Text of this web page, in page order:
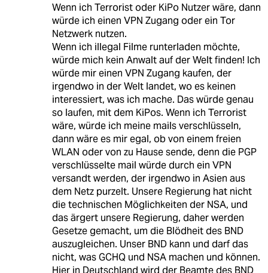
Wenn ich Terrorist oder KiPo Nutzer wäre, dann
würde ich einen VPN Zugang oder ein Tor
Netzwerk nutzen.
Wenn ich illegal Filme runterladen möchte,
würde mich kein Anwalt auf der Welt finden! Ich
würde mir einen VPN Zugang kaufen, der
irgendwo in der Welt landet, wo es keinen
interessiert, was ich mache. Das würde genau
so laufen, mit dem KiPos. Wenn ich Terrorist
wäre, würde ich meine mails verschlüsseln,
dann wäre es mir egal, ob von einem freien
WLAN oder von zu Hause sende, denn die PGP
verschlüsselte mail würde durch ein VPN
versandt werden, der irgendwo in Asien aus
dem Netz purzelt. Unsere Regierung hat nicht
die technischen Möglichkeiten der NSA, und
das ärgert unsere Regierung, daher werden
Gesetze gemacht, um die Blödheit des BND
auszugleichen. Unser BND kann und darf das
nicht, was GCHQ und NSA machen und können.
Hier in Deutschland wird der Beamte des BND